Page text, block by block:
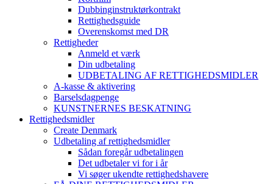
Dubbinginstruktørkontrakt
Rettighedsguide
Overenskomst med DR
Rettigheder
Anmeld et værk
Din udbetaling
UDBETALING AF RETTIGHEDSMIDLER
A-kasse & aktivering
Barselsdagpenge
KUNSTNERNES BESKATNING
Rettighedsmidler
Create Denmark
Udbetaling af rettighedsmidler
Sådan foregår udbetalingen
Det udbetaler vi for i år
Vi søger ukendte rettighedshavere